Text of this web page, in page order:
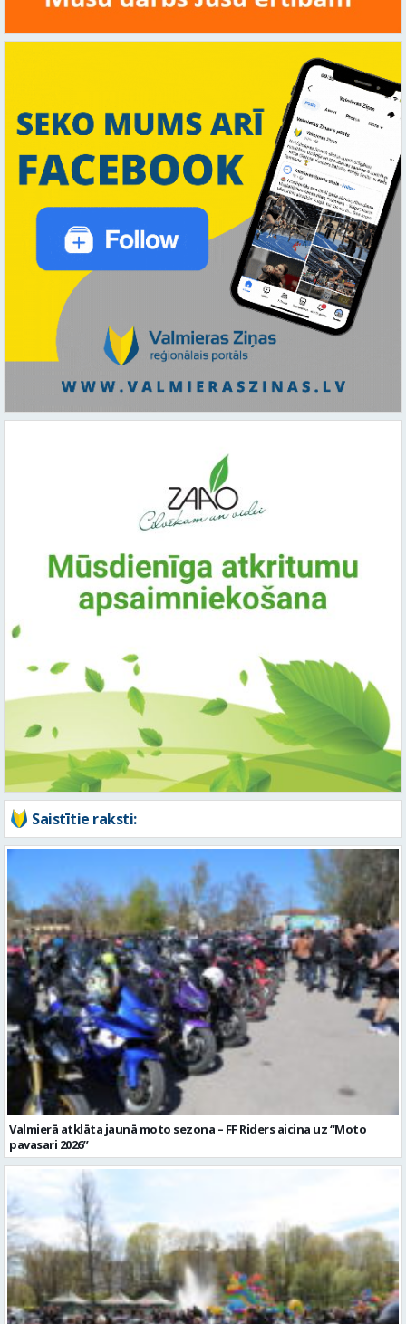
Saistītie raksti:
Valmierā atklāta jaunā moto sezona – FF Riders aicina uz “Moto
pavasari 2026”